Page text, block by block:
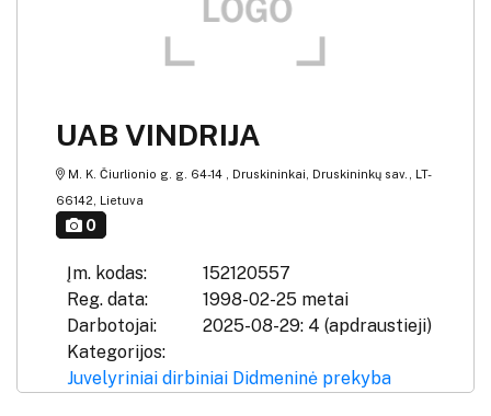
UAB VINDRIJA
M. K. Čiurlionio g. g. 64-14 , Druskininkai, Druskininkų sav., LT-
66142, Lietuva
0
Įm. kodas:
152120557
Reg. data:
1998-02-25 metai
Darbotojai:
2025-08-29: 4 (apdraustieji)
Kategorijos:
Juvelyriniai dirbiniai Didmeninė prekyba